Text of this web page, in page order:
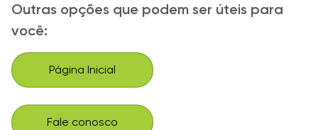
Outras opções que podem ser úteis para
você:
Página Inicial
Fale conosco